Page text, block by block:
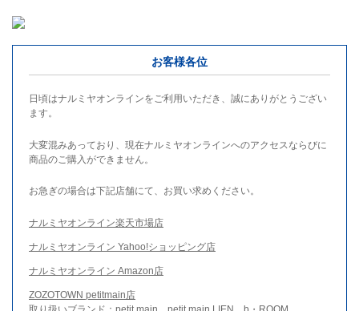
お客様各位
日頃はナルミヤオンラインをご利用いただき、誠にありがとうござい
ます。
大変混みあっており、現在ナルミヤオンラインへのアクセスならびに
商品のご購入ができません。
お急ぎの場合は下記店舗にて、お買い求めください。
ナルミヤオンライン楽天市場店
ナルミヤオンライン Yahoo!ショッピング店
ナルミヤオンライン Amazon店
ZOZOTOWN petitmain店